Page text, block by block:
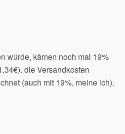
würde, kämen noch mal 19%
die Versandkosten
(auch mit 19%, meine ich).